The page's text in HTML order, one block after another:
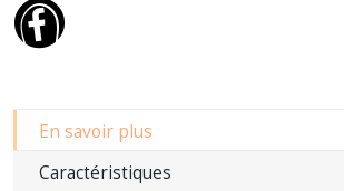
En savoir plus
Caractéristiques